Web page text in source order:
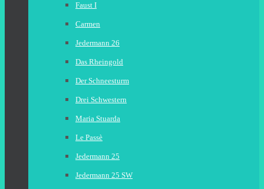
Faust I
Carmen
Jedermann 26
Das Rheingold
Der Schneesturm
Drei Schwestern
Maria Stuarda
Le Passè
Jedermann 25
Jedermann 25 SW